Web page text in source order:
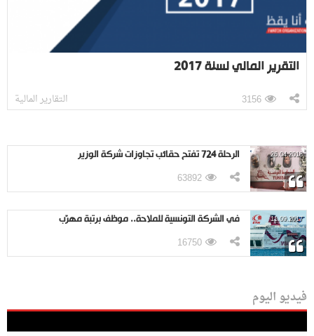
التقرير المالي لسنة 2017
التقارير المالية 3156
26.04.2018 الرحلة 724 تفتح حقائب تجاوزات شركة الوزير
63892
11.09.2017 في الشركة التونسية للملاحة.. موظف برتبة مهرّب
16750
فيديو اليوم